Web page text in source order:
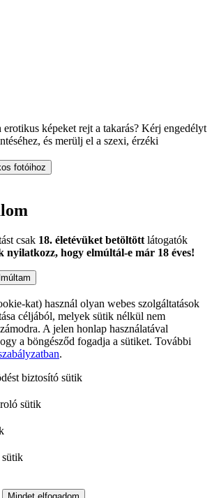
képeket rejt a takarás? Kérj engedélyt
és merülj el a szexi, érzéki
fotóihoz
csak 18. életévüket betöltött látogatók
nyilatkozz, hogy elmúltál-e már 18 éves!
kat) használ olyan webes szolgáltatások
céljából, melyek sütik nélkül nem
A jelen honlap használatával
a böngésződ fogadja a sütiket. További
.
biztosító sütik
sütik